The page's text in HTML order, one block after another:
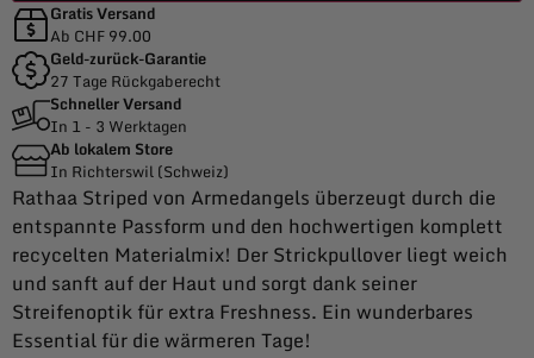
Gratis Versand
Ab CHF 99.00
Geld-zurück-Garantie
27 Tage Rückgaberecht
Schneller Versand
In 1 - 3 Werktagen
Ab lokalem Store
In Richterswil (Schweiz)
Rathaa Striped von Armedangels überzeugt durch die
entspannte Passform und den hochwertigen komplett
recycelten Materialmix! Der Strickpullover liegt weich
und sanft auf der Haut und sorgt dank seiner
Streifenoptik für extra Freshness. Ein wunderbares
Essential für die wärmeren Tage!